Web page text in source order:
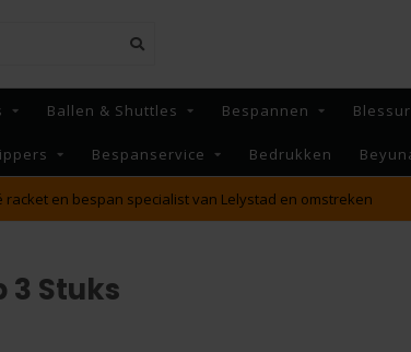
Ballen & Shuttles Bespannen
Bespanservice Bedrukken
t/m VRIJDAG voor 16:00 besteld, Dezelfde dag
verzonden!*
3 Stuks